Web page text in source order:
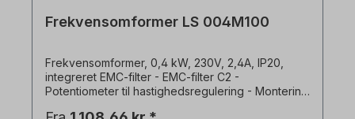
Frekvensomformer LS 004M100
Frekvensomformer, 0,4 kW, 230V, 2,4A, IP20,
integreret EMC-filter - EMC-filter C2 -
Potentiometer til hastighedsregulering - Montering